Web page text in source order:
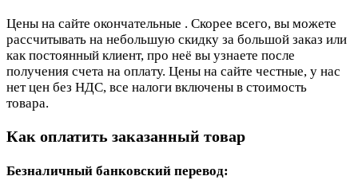
Цены на сайте окончательные . Скорее всего, вы можете
рассчитывать на небольшую скидку за большой заказ или
как постоянный клиент, про неё вы узнаете после
получения счета на оплату. Цены на сайте честные, у нас
нет цен без НДС, все налоги включены в стоимость
товара.
Как оплатить заказанный товар
Безналичный банковский перевод: